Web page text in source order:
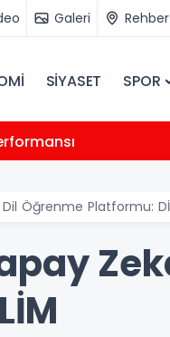
Galeri Rehber
SİYASET SPOR
Öğrenme Platformu: